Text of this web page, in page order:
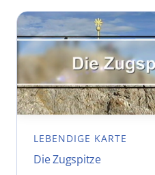
LEBENDIGE KARTE
Die Zugspitze